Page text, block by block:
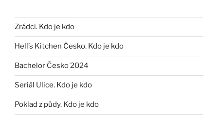
Zrádci. Kdo je kdo
Hell’s Kitchen Česko. Kdo je kdo
Bachelor Česko 2024
Seriál Ulice. Kdo je kdo
Poklad z půdy. Kdo je kdo